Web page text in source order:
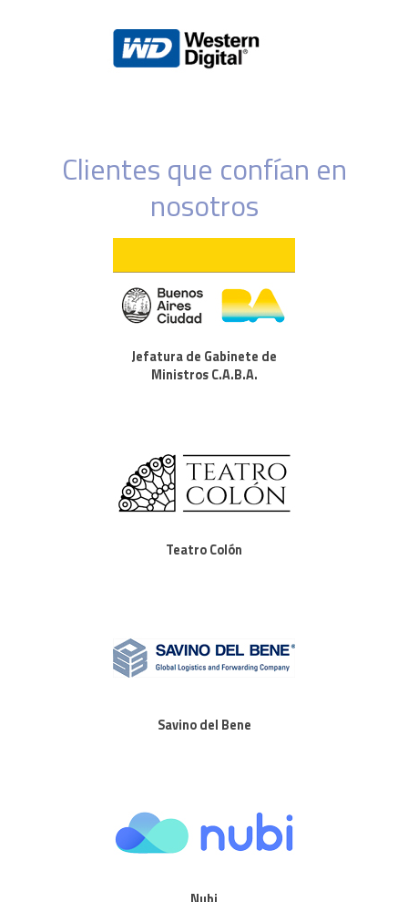
Clientes que confían en
nosotros
Jefatura de Gabinete de
Ministros C.A.B.A.
Teatro Colón
Savino del Bene